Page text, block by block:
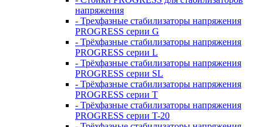
напряжения
- Трехфазные стабилизаторы напряжения
PROGRESS серии G
- Трёхфазные стабилизаторы напряжения
PROGRESS серии L
- Трёхфазные стабилизаторы напряжения
PROGRESS серии SL
- Трёхфазные стабилизаторы напряжения
PROGRESS серии T
- Трёхфазные стабилизаторы напряжения
PROGRESS серии T-20